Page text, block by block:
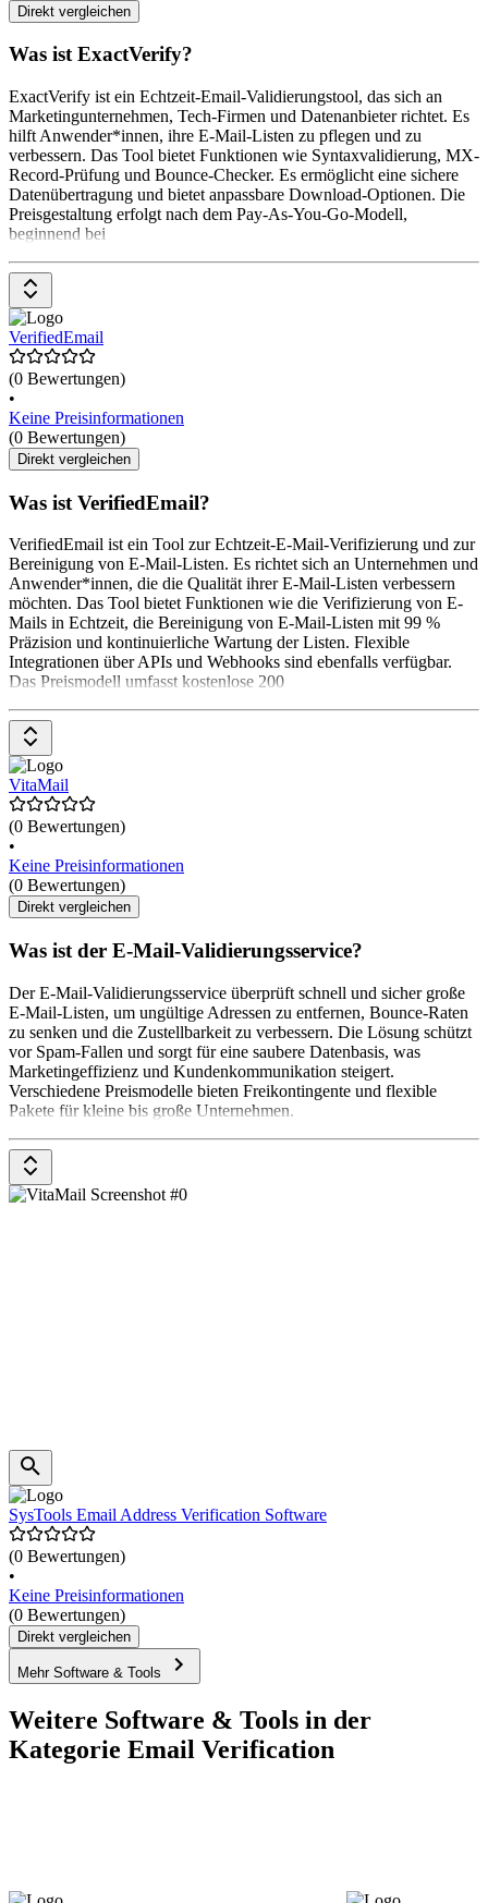
Direkt vergleichen
Was ist ExactVerify?
ExactVerify ist ein Echtzeit-Email-Validierungstool, das sich an
Marketingunternehmen, Tech-Firmen und Datenanbieter richtet. Es
hilft Anwender*innen, ihre E-Mail-Listen zu pflegen und zu
verbessern. Das Tool bietet Funktionen wie Syntaxvalidierung, MX-
Record-Prüfung und Bounce-Checker. Es ermöglicht eine sichere
Datenübertragung und bietet anpassbare Download-Optionen. Die
Preisgestaltung erfolgt nach dem Pay-As-You-Go-Modell,
beginnend bei
VerifiedEmail
(0 Bewertungen)
•
Keine Preisinformationen
(0 Bewertungen)
Direkt vergleichen
Was ist VerifiedEmail?
VerifiedEmail ist ein Tool zur Echtzeit-E-Mail-Verifizierung und zur
Bereinigung von E-Mail-Listen. Es richtet sich an Unternehmen und
Anwender*innen, die die Qualität ihrer E-Mail-Listen verbessern
möchten. Das Tool bietet Funktionen wie die Verifizierung von E-
Mails in Echtzeit, die Bereinigung von E-Mail-Listen mit 99 %
Präzision und kontinuierliche Wartung der Listen. Flexible
Integrationen über APIs und Webhooks sind ebenfalls verfügbar.
Das Preismodell umfasst kostenlose 200
VitaMail
(0 Bewertungen)
•
Keine Preisinformationen
(0 Bewertungen)
Direkt vergleichen
Was ist der E-Mail-Validierungsservice?
Der E-Mail-Validierungsservice überprüft schnell und sicher große
E-Mail-Listen, um ungültige Adressen zu entfernen, Bounce-Raten
zu senken und die Zustellbarkeit zu verbessern. Die Lösung schützt
vor Spam-Fallen und sorgt für eine saubere Datenbasis, was
Marketingeffizienz und Kundenkommunikation steigert.
Verschiedene Preismodelle bieten Freikontingente und flexible
Pakete für kleine bis große Unternehmen.
SysTools Email Address Verification Software
(0 Bewertungen)
•
Keine Preisinformationen
(0 Bewertungen)
Direkt vergleichen
Mehr Software & Tools
Weitere Software & Tools in der
Kategorie Email Verification